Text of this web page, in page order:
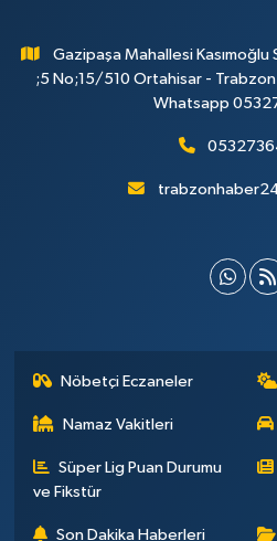
Gazipaşa Mahallesi Kasımoğlu
;5 No;15/510 Ortahisar -
Whatsapp
Nöbetçi Eczaneler
Namaz Vakitleri
Süper Lig Puan Durumu
ve Fikstür
Son Dakika Haberleri